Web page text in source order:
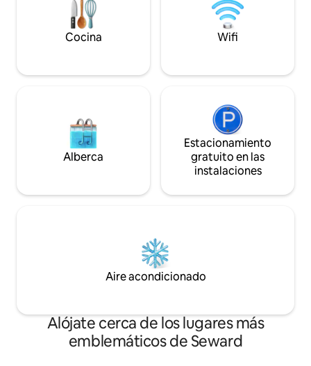
encantadora de la
Resurrection. Salted Roots Cabins
ofrece 5
Cocina Wifi
Alberca
Estacionamiento
gratuito en las
instalaciones
Aire acondicionado
Alójate cerca de los lugares más
emblemáticos de Seward